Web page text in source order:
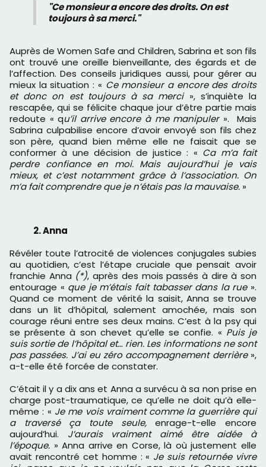
"Ce monsieur a encore des droits. On est
toujours à sa merci."
Auprès de Women Safe and Children, Sabrina et son fils
ont trouvé une oreille bienveillante, des égards et de
l’affection. Des conseils juridiques aussi, pour gérer au
mieux la situation : « Ce monsieur a encore des droits
et donc on est toujours à sa merci», s’inquiète la
rescapée, qui se félicite chaque jour d’être partie mais
redoute « qu’il arrive encore à me manipuler». Mais
Sabrina culpabilise encore d’avoir envoyé son fils chez
son père, quand bien même elle ne faisait que se
conformer à une décision de justice : « Ca m’a fait
perdre confiance en moi. Mais aujourd’hui je vais
mieux, et c’est notamment grâce à l’association. On
m’a fait comprendre que je n’étais pas la mauvaise. »
2. Anna
Révéler toute l’atrocité de violences conjugales subies
au quotidien, c’est l’étape cruciale que pensait avoir
franchie Anna (*), après des mois passés à dire à son
entourage « que je m’étais fait tabasser dans la rue».
Quand ce moment de vérité la saisit, Anna se trouve
dans un lit d’hôpital, salement amochée, mais son
courage réuni entre ses deux mains. C’est à la psy qui
se présente à son chevet qu’elle se confie. « Puis je
suis sortie de l’hôpital et… rien. Les informations ne sont
pas passées. J’ai eu zéro accompagnement derrière»,
a-t-elle été forcée de constater.
C’était il y a dix ans et Anna a survécu à sa non prise en
charge post-traumatique, ce qu’elle ne doit qu’à elle-
même : « Je me vois vraiment comme la guerrière qui
a traversé ça toute seule,enrage-t-elle encore
aujourd’hui. J’aurais vraiment aimé être aidée à
l’époque. » Anna arrive en Corse, là où justement elle
avait rencontré cet homme : « Je suis retournée vivre